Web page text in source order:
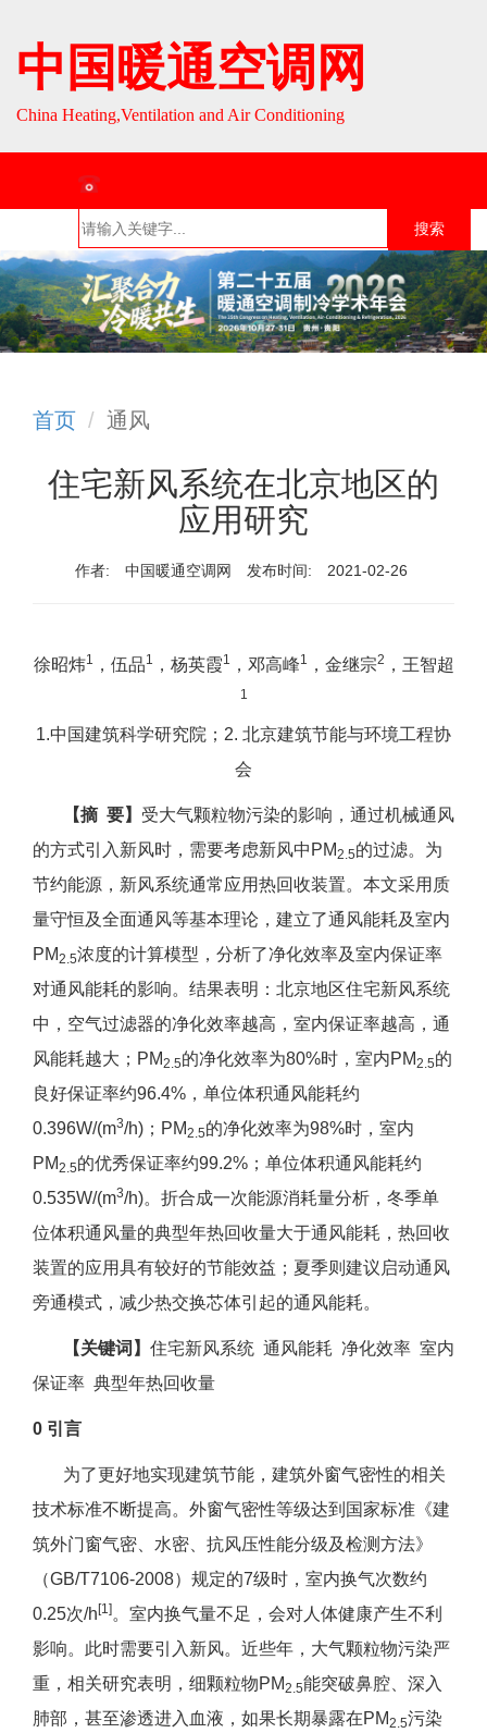
中国暖通空调网
China Heating,Ventilation and Air Conditioning
搜索
首页
组织介
绍
组织活
动
行业资
讯
English
首页 通风
住宅新风系统在北京地区的
应用研究
作者: 中国暖通空调网 发布时间: 2021-02-26
徐昭炜1 ，伍品1 ，杨英霞1 ，邓高峰1 ，金继宗2 ，王智超
1
1.中国建筑科学研究院；2. 北京建筑节能与环境工程协
会
【摘 要】 受大气颗粒物污染的影响，通过机械通风
的方式引入新风时，需要考虑新风中PM2.5的过滤。为
节约能源，新风系统通常应用热回收装置。本文采用质
量守恒及全面通风等基本理论，建立了通风能耗及室内
PM2.5浓度的计算模型，分析了净化效率及室内保证率
对通风能耗的影响。结果表明：北京地区住宅新风系统
中，空气过滤器的净化效率越高，室内保证率越高，通
风能耗越大；PM2.5的净化效率为80%时，室内PM2.5的
良好保证率约96.4%，单位体积通风能耗约
0.396W/(m3/h)；PM2.5的净化效率为98%时，室内
PM2.5的优秀保证率约99.2%；单位体积通风能耗约
0.535W/(m3/h)。折合成一次能源消耗量分析，冬季单
位体积通风量的典型年热回收量大于通风能耗，热回收
装置的应用具有较好的节能效益；夏季则建议启动通风
旁通模式，减少热交换芯体引起的通风能耗。
【关键词】 住宅新风系统 通风能耗 净化效率 室内
保证率 典型年热回收量
0 引言
为了更好地实现建筑节能，建筑外窗气密性的相关
技术标准不断提高。外窗气密性等级达到国家标准《建
筑外门窗气密、水密、抗风压性能分级及检测方法》
（GB/T7106-2008）规定的7级时，室内换气次数约
0.25次/h [1] 。室内换气量不足，会对人体健康产生不利
影响。此时需要引入新风。近些年，大气颗粒物污染严
重，相关研究表明，细颗粒物PM2.5能突破鼻腔、深入
肺部，甚至渗透进入血液，如果长期暴露在PM2.5污染